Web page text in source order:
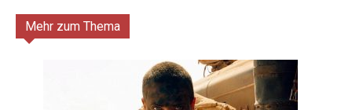
Mehr zum Thema